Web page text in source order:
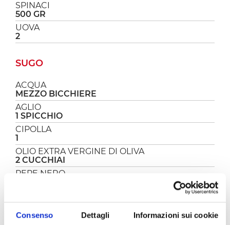
Consenso Dettagli Informazioni sui cookie
SPINACI
500 GR
UOVA
2
SUGO
ACQUA
MEZZO BICCHIERE
AGLIO
1 SPICCHIO
CIPOLLA
1
OLIO EXTRA VERGINE DI OLIVA
2 CUCCHIAI
PEPE NERO
Q.B.